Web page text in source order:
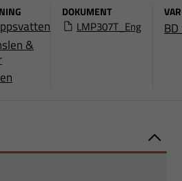
&
DOKUMENT
LMP307T_Eng